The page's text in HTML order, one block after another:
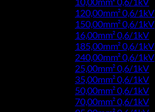
120,00mm² 0,6/1kV
150,00mm² 0,6/1kV
16,00mm² 0,6/1kV
185,00mm² 0,6/1kV
240,00mm² 0,6/1kV
25,00mm² 0,6/1kV
35,00mm² 0,6/1kV
50,00mm² 0,6/1kV
70,00mm² 0,6/1kV